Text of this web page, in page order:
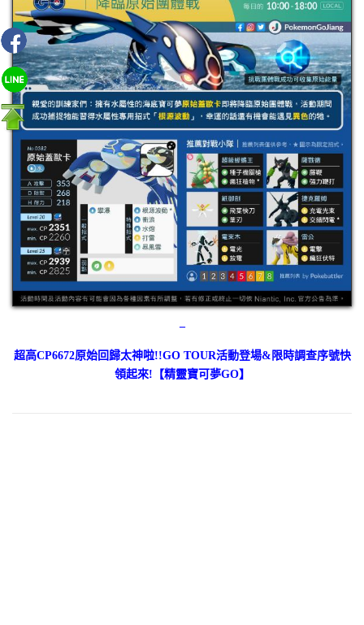
–
超高CP6672原始回歸太神啦!!GO TOUR活動登場&限時調查序號快
領起來!【精靈寶可夢GO】